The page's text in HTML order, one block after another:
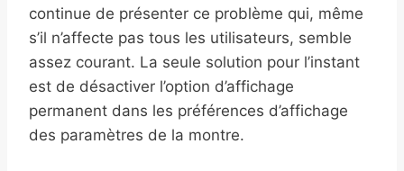
continue de présenter ce problème qui, même
s’il n’affecte pas tous les utilisateurs, semble
assez courant. La seule solution pour l’instant
est de désactiver l’option d’affichage
permanent dans les préférences d’affichage
des paramètres de la montre.